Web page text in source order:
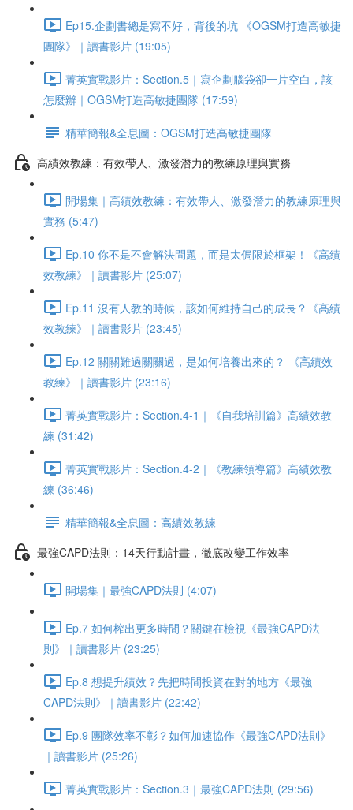
Ep15.企劃書總是寫不好，背後的坑 《OGSM打造高敏捷
團隊》｜讀書影片 (19:05)
菁英實戰影片：Section.5｜寫企劃腦袋卻一片空白，該
怎麼辦｜OGSM打造高敏捷團隊 (17:59)
精華簡報&全息圖：OGSM打造高敏捷團隊
高績效教練：有效帶人、激發潛力的教練原理與實務
開場集｜高績效教練：有效帶人、激發潛力的教練原理與
實務 (5:47)
Ep.10 你不是不會解決問題，而是太侷限於框架！《高績
效教練》｜讀書影片 (25:07)
Ep.11 沒有人教的時候，該如何維持自己的成長？《高績
效教練》｜讀書影片 (23:45)
Ep.12 關關難過關關過，是如何培養出來的？ 《高績效
教練》｜讀書影片 (23:16)
菁英實戰影片：Section.4-1｜《自我培訓篇》高績效教
練 (31:42)
菁英實戰影片：Section.4-2｜《教練領導篇》高績效教
練 (36:46)
精華簡報&全息圖：高績效教練
最強CAPD法則：14天行動計畫，徹底改變工作效率
開場集｜最強CAPD法則 (4:07)
Ep.7 如何榨出更多時間？關鍵在檢視《最強CAPD法
則》｜讀書影片 (23:25)
Ep.8 想提升績效？先把時間投資在對的地方《最強
CAPD法則》｜讀書影片 (22:42)
Ep.9 團隊效率不彰？如何加速協作《最強CAPD法則》
｜讀書影片 (25:26)
菁英實戰影片：Section.3｜最強CAPD法則 (29:56)